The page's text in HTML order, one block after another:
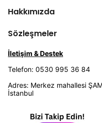
Hakkımızda
Sözleşmeler
İletişim & Destek
Telefon: 0530 995 36 84
Adres: Merkez mahallesi
İstanbul